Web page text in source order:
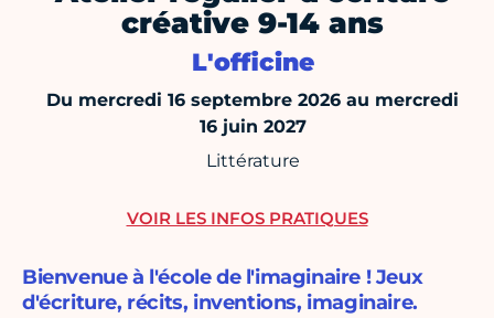
créative 9-14 ans
L'officine
Du mercredi 16 septembre 2026 au mercredi
16 juin 2027
Littérature
Bienvenue à l'école de l'imaginaire ! Jeux
d'écriture, récits, inventions, imaginaire.
VOIR LES INFOS PRATIQUES